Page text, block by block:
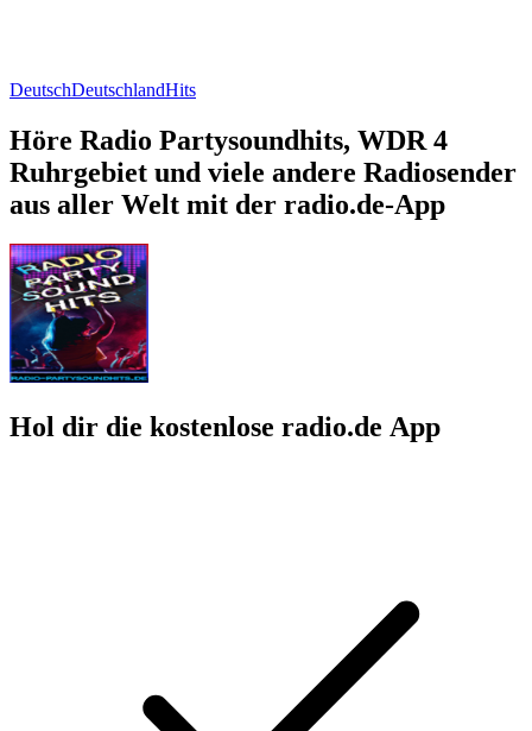
DeutschDeutschlandHits
Höre Radio Partysoundhits, WDR 4
Ruhrgebiet und viele andere Radiosender
aus aller Welt mit der radio.de-App
Hol dir die kostenlose radio.de App